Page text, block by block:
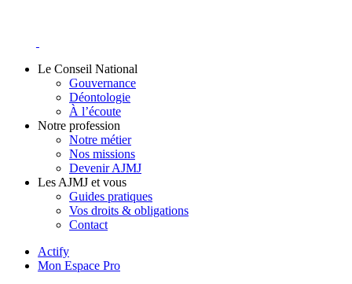
Le Conseil National
Gouvernance
Déontologie
À l’écoute
Notre profession
Notre métier
Nos missions
Devenir AJMJ
Les AJMJ et vous
Guides pratiques
Vos droits & obligations
Contact
Actify
Mon Espace Pro